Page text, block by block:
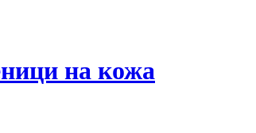
на кожа